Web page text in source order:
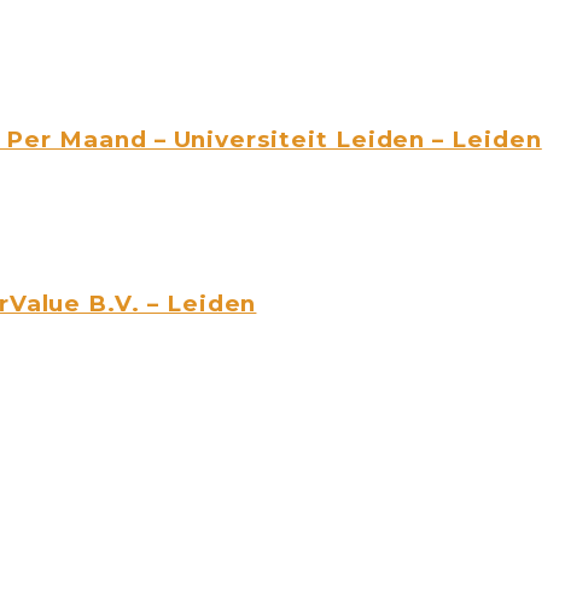
Maand – Universiteit Leiden – Leiden
B.V. – Leiden